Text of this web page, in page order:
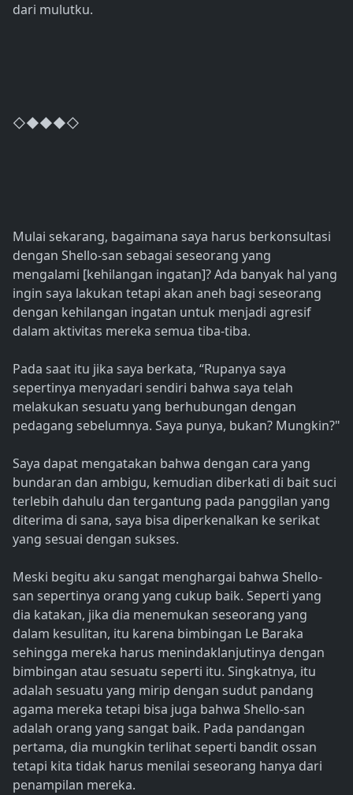
dari mulutku.
◇◆◆◆◇
Mulai sekarang, bagaimana saya harus berkonsultasi
dengan Shello-san sebagai seseorang yang
mengalami [kehilangan ingatan]? Ada banyak hal yang
ingin saya lakukan tetapi akan aneh bagi seseorang
dengan kehilangan ingatan untuk menjadi agresif
dalam aktivitas mereka semua tiba-tiba.
Pada saat itu jika saya berkata, “Rupanya saya
sepertinya menyadari sendiri bahwa saya telah
melakukan sesuatu yang berhubungan dengan
pedagang sebelumnya. Saya punya, bukan? Mungkin?"
Saya dapat mengatakan bahwa dengan cara yang
bundaran dan ambigu, kemudian diberkati di bait suci
terlebih dahulu dan tergantung pada panggilan yang
diterima di sana, saya bisa diperkenalkan ke serikat
yang sesuai dengan sukses.
Meski begitu aku sangat menghargai bahwa Shello-
san sepertinya orang yang cukup baik. Seperti yang
dia katakan, jika dia menemukan seseorang yang
dalam kesulitan, itu karena bimbingan Le Baraka
sehingga mereka harus menindaklanjutinya dengan
bimbingan atau sesuatu seperti itu. Singkatnya, itu
adalah sesuatu yang mirip dengan sudut pandang
agama mereka tetapi bisa juga bahwa Shello-san
adalah orang yang sangat baik. Pada pandangan
pertama, dia mungkin terlihat seperti bandit ossan
tetapi kita tidak harus menilai seseorang hanya dari
penampilan mereka.